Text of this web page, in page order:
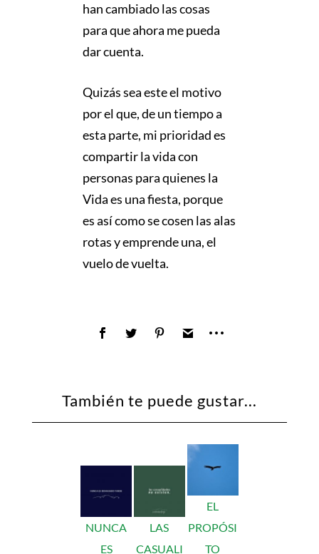
han cambiado las cosas
para que ahora me pueda
dar cuenta.
Quizás sea este el motivo
por el que, de un tiempo a
esta parte, mi prioridad es
compartir la vida con
personas para quienes la
Vida es una fiesta, porque
es así como se cosen las alas
rotas y emprende una, el
vuelo de vuelta.
También te puede gustar...
NUNCA
ES
LAS
CASUALI
EL
PROPÓSI
TO